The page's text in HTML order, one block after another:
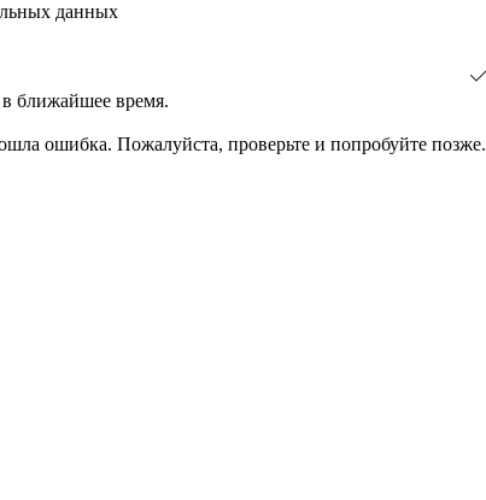
данных
ближайшее время.
ошибка. Пожалуйста, проверьте и попробуйте позже.